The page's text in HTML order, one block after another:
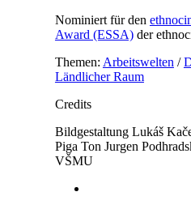
Nominiert für den
Award (ESSA)der
Themen: Arbeitswelten /
Ländlicher Raum
Credits
Bildgestaltung Lukáš
Piga Ton Jurgen
VŠMU